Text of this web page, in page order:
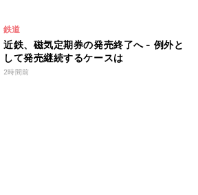
鉄道
近鉄、磁気定期券の発売終了へ - 例外と
して発売継続するケースは
2時間前